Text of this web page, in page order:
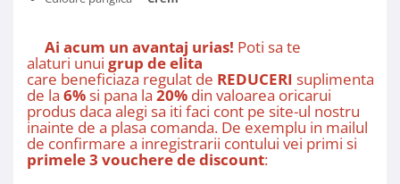
Ai acum un avantaj urias! Poti sa te
alaturi unui grup de elita
care beneficiaza regulat de REDUCERI suplimentare
de la 6%si pana la 20% din valoarea oricarui
produs daca alegi sa iti faci cont pe site-ul nostru
inainte de a plasa comanda. De exemplu in mailul
de confirmare a inregistrarii contului vei primi si
primele 3 vouchere de discount: